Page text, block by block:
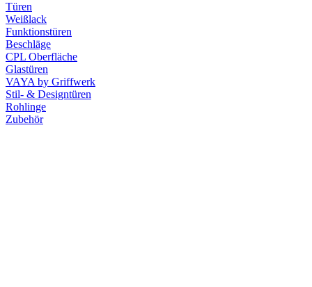
Türen
Weißlack
Funktionstüren
Beschläge
CPL Oberfläche
Glastüren
VAYA by Griffwerk
Stil- & Designtüren
Rohlinge
Zubehör